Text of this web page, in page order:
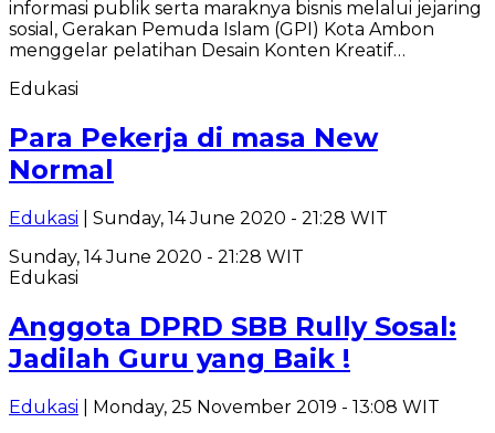
informasi publik serta maraknya bisnis melalui jejaring
sosial, Gerakan Pemuda Islam (GPI) Kota Ambon
menggelar pelatihan Desain Konten Kreatif…
Edukasi
Para Pekerja di masa New
Normal
Edukasi | Sunday, 14 June 2020 - 21:28 WIT
Sunday, 14 June 2020 - 21:28 WIT
Edukasi
Anggota DPRD SBB Rully Sosal:
Jadilah Guru yang Baik !
Edukasi | Monday, 25 November 2019 - 13:08 WIT